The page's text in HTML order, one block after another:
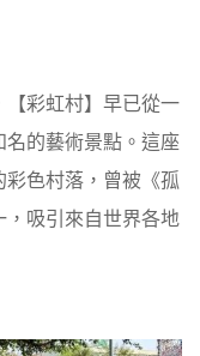
【彩虹村】早已從一
名的藝術景點。這座
色村落，曾被《孤
，吸引來自世界各地